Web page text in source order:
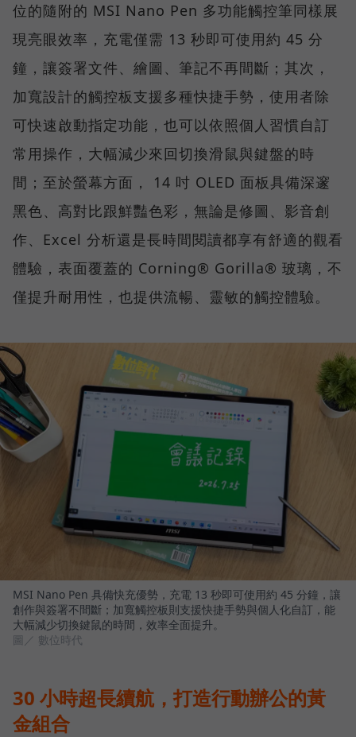
位的隨附的 MSI Nano Pen 多功能觸控筆同樣展
現亮眼效率，充電僅需 13 秒即可使用約 45 分
鐘，讓簽署文件、繪圖、筆記不再間斷；其次，
加寬設計的觸控板支援多種快捷手勢，使用者除
可快速啟動指定功能，也可以依照個人習慣自訂
常用操作，大幅減少來回切換滑鼠與鍵盤的時
間；至於螢幕方面， 14 吋 OLED 面板具備深邃
黑色、高對比跟鮮豔色彩，無論是修圖、影音創
作、Excel 分析還是長時間閱讀都享有舒適的觀看
體驗，表面覆蓋的 Corning® Gorilla® 玻璃，不
僅提升耐用性，也提供流暢、靈敏的觸控體驗。
MSI Nano Pen 具備快充優勢，充電 13 秒即可使用約 45 分鐘，讓
創作與簽署不間斷；加寬觸控板則支援快捷手勢與個人化自訂，能
大幅減少切換鍵鼠的時間，效率全面提升。
圖／ 數位時代
30 小時超長續航，打造行動辦公的黃
金組合